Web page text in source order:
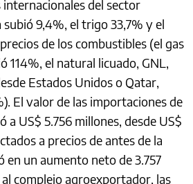
del sector
9,4%, el trigo 33,7% y el
de los combustibles (el gas
114%, el natural licuado, GNL,
Estados Unidos o Qatar,
El valor de las importaciones de
US$ 5.756 millones, desde US$
a precios de antes de la
en un aumento neto de 3.757
complejo agroexportador, las